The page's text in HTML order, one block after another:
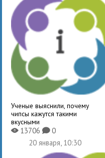
Ученые выяснили, почему
чипсы кажутся такими
вкусными
X13706K0
20 января, 10:30